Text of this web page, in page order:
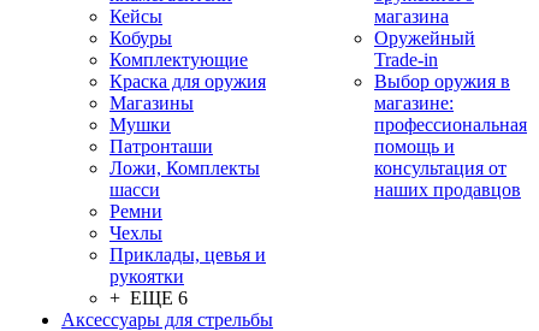
Кейсы
Кобуры
Комплектующие
Краска для оружия
Магазины
Мушки
Патронташи
Ложи, Комплекты
шасси
Ремни
Чехлы
Приклады, цевья и
рукоятки
+ ЕЩЕ 6
Аксессуары для стрельбы
магазина
Оружейный
Trade-in
Выбор оружия в
магазине:
профессиональная
помощь и
консультация от
наших продавцов